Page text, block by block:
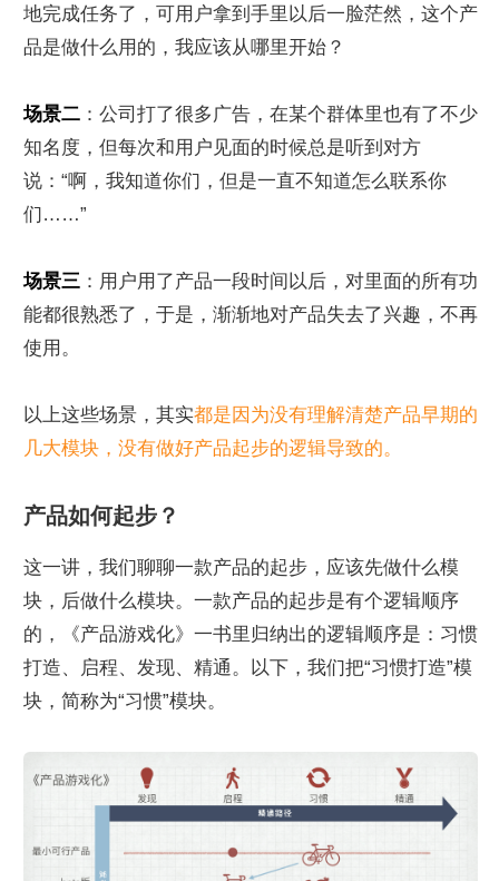
地完成任务了，可用户拿到手里以后一脸茫然，这个产
品是做什么用的，我应该从哪里开始？
场景二 ：公司打了很多广告，在某个群体里也有了不少
知名度，但每次和用户见面的时候总是听到对方
说：“啊，我知道你们，但是一直不知道怎么联系你
们……”
场景三 ：用户用了产品一段时间以后，对里面的所有功
能都很熟悉了，于是，渐渐地对产品失去了兴趣，不再
使用。
以上这些场景，其实都是因为没有理解清楚产品早期的
几大模块，没有做好产品起步的逻辑导致的。
产品如何起步？
这一讲，我们聊聊一款产品的起步，应该先做什么模
块，后做什么模块。一款产品的起步是有个逻辑顺序
的，《产品游戏化》一书里归纳出的逻辑顺序是：习惯
打造、启程、发现、精通。以下，我们把“习惯打造”模
块，简称为“习惯”模块。